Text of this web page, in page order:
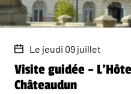
Le jeudi 09 juillet
Visite guidée –
Châteaudun